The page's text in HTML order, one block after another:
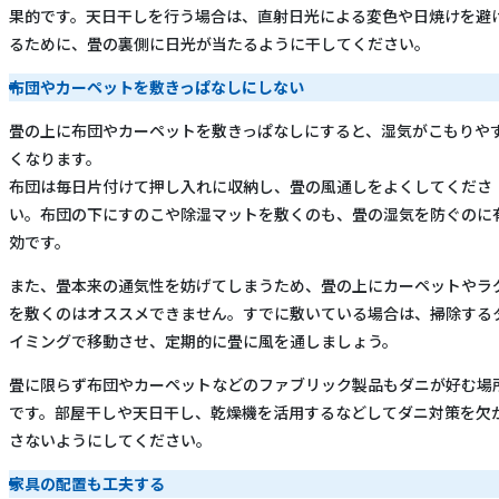
果的です。天日干しを行う場合は、直射日光による変色や日焼けを避
るために、畳の裏側に日光が当たるように干してください。
布団やカーペットを敷きっぱなしにしない
畳の上に布団やカーペットを敷きっぱなしにすると、湿気がこもりや
くなります。
布団は毎日片付けて押し入れに収納し、畳の風通しをよくしてくださ
い。布団の下にすのこや除湿マットを敷くのも、畳の湿気を防ぐのに
効です。
また、畳本来の通気性を妨げてしまうため、畳の上にカーペットやラ
を敷くのはオススメできません。すでに敷いている場合は、掃除する
イミングで移動させ、定期的に畳に風を通しましょう。
畳に限らず布団やカーペットなどのファブリック製品もダニが好む場
です。部屋干しや天日干し、乾燥機を活用するなどしてダニ対策を欠
さないようにしてください。
家具の配置も工夫する